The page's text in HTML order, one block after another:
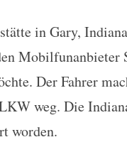
in Gary,
Mobilfunanbieter
Der Fahrer
weg. Die
worden.